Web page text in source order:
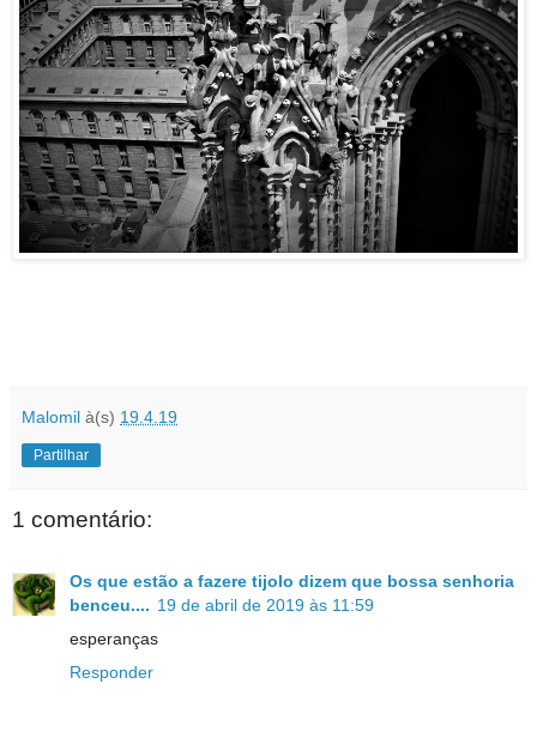
Malomil à(s) 19.4.19
Partilhar
1 comentário:
Os que estão a fazere tijolo dizem que bossa senhoria
benceu.... 19 de abril de 2019 às 11:59
esperanças
Responder